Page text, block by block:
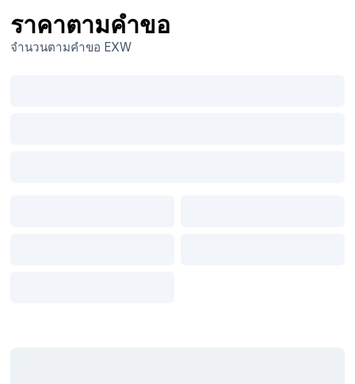
ราคาตามคำขอ
จำนวนตามคำขอ EXW